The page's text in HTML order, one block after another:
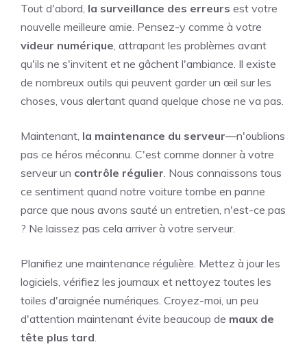
Tout d'abord, la surveillance des erreurs est votre
nouvelle meilleure amie. Pensez-y comme à votre
videur numérique , attrapant les problèmes avant
qu'ils ne s'invitent et ne gâchent l'ambiance. Il existe
de nombreux outils qui peuvent garder un œil sur les
choses, vous alertant quand quelque chose ne va pas.
Maintenant, la maintenance du serveur—n'oublions
pas ce héros méconnu. C'est comme donner à votre
serveur un contrôle régulier . Nous connaissons tous
ce sentiment quand notre voiture tombe en panne
parce que nous avons sauté un entretien, n'est-ce pas
? Ne laissez pas cela arriver à votre serveur.
Planifiez une maintenance régulière. Mettez à jour les
logiciels, vérifiez les journaux et nettoyez toutes les
toiles d'araignée numériques. Croyez-moi, un peu
d'attention maintenant évite beaucoup de maux de
tête plus tard